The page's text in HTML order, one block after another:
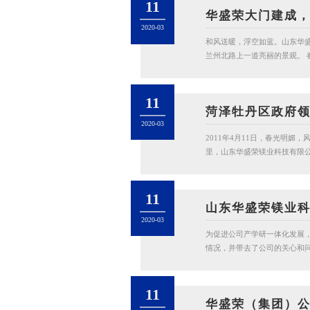
11
2020-03
华盛荣大门建成
和风送暖，浮空如蓝。山东华
兰州北路上一道亮丽的景观。
11
2020-03
菏泽牡丹区政府
2011年4月11日，春光明媚，
里，山东华盛荣镁业科技有限
11
2020-03
山东华盛荣镁业
为促进公司产学研一体化发展
情况，并带去了公司的关心和
11
华盛荣（集团）